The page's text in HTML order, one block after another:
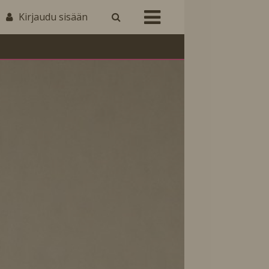
Kirjaudu sisään